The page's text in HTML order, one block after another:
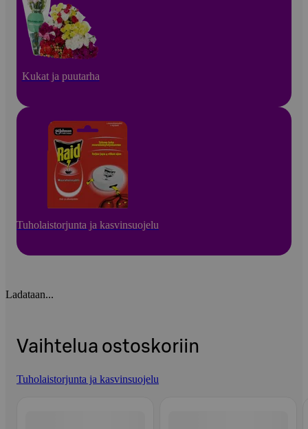
Kukat ja puutarha
Tuholaistorjunta ja kasvinsuojelu
Ladataan...
Vaihtelua ostoskoriin
Tuholaistorjunta ja kasvinsuojelu